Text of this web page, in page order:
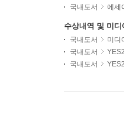
국내도서
에세
수상내역 및 미
국내도서 미디
국내도서
국내도서